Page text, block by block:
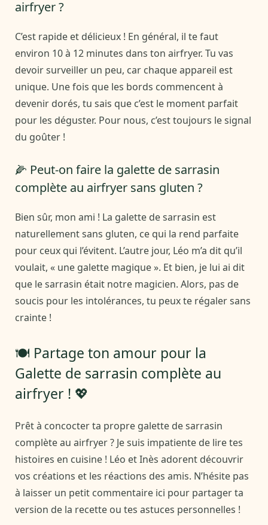
airfryer ?
C’est rapide et délicieux ! En général, il te faut
environ 10 à 12 minutes dans ton airfryer. Tu vas
devoir surveiller un peu, car chaque appareil est
unique. Une fois que les bords commencent à
devenir dorés, tu sais que c’est le moment parfait
pour les déguster. Pour nous, c’est toujours le signal
du goûter !
🌽 Peut-on faire la galette de sarrasin
complète au airfryer sans gluten ?
Bien sûr, mon ami ! La galette de sarrasin est
naturellement sans gluten, ce qui la rend parfaite
pour ceux qui l’évitent. L’autre jour, Léo m’a dit qu’il
voulait, « une galette magique ». Et bien, je lui ai dit
que le sarrasin était notre magicien. Alors, pas de
soucis pour les intolérances, tu peux te régaler sans
crainte !
🍽️ Partage ton amour pour la
Galette de sarrasin complète au
airfryer ! 💖
Prêt à concocter ta propre galette de sarrasin
complète au airfryer ? Je suis impatiente de lire tes
histoires en cuisine ! Léo et Inès adorent découvrir
vos créations et les réactions des amis. N’hésite pas
à laisser un petit commentaire ici pour partager ta
version de la recette ou tes astuces personnelles !